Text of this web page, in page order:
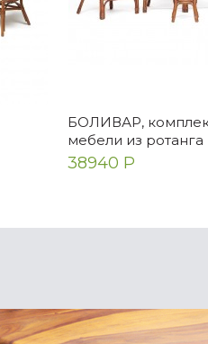
БОЛИВАР,
мебели из ротанга
38940 Р